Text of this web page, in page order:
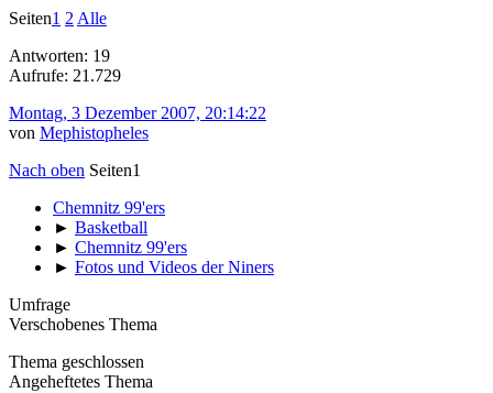
Seiten1 2 Alle
Antworten: 19
Aufrufe: 21.729
Montag, 3 Dezember 2007, 20:14:22
von Mephistopheles
Nach oben Seiten1
Chemnitz 99'ers
► Basketball
► Chemnitz 99'ers
► Fotos und Videos der Niners
Umfrage
Verschobenes Thema
Thema geschlossen
Angeheftetes Thema